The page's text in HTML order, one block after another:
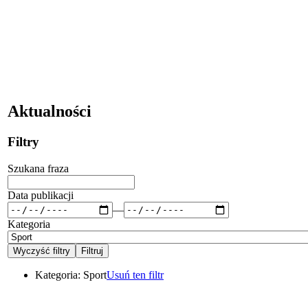
Aktualności
Filtry
Szukana fraza
Data publikacji
—
Kategoria
Kategoria: SportUsuń ten filtr